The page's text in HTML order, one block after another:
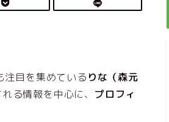
注目を集めている りな（森元
る情報を中心に、 プロフィ